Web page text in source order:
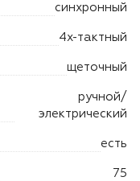
синхронный
4х-тактный
щеточный
ручной/
электрический
есть
75